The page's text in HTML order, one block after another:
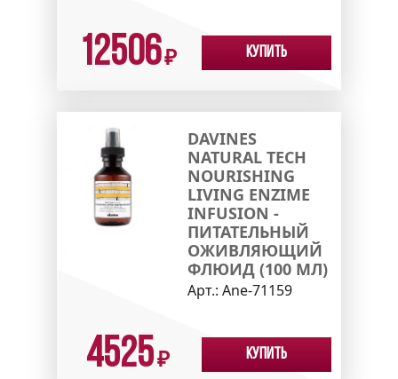
12506₽ Купить
DAVINES
NATURAL TECH
NOURISHING
LIVING ENZIME
INFUSION -
ПИТАТЕЛЬНЫЙ
ОЖИВЛЯЮЩИЙ
ФЛЮИД (100 МЛ)
Арт.: Ane-71159
4525₽ Купить